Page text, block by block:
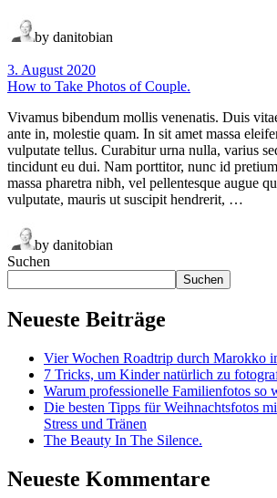
by danitobian
3. August 2020
How to Take Photos of Couple.
Vivamus bibendum mollis venenatis. Duis
ante in, molestie quam. In sit amet massa
vulputate tellus. Curabitur urna nulla, varius
tincidunt eu dui. Nam porttitor, nunc id
massa pharetra nibh, vel pellentesque augue
vulputate, mauris ut suscipit hendrerit, …
by danitobian
Suchen
Suchen
Neueste Beiträge
Vier Wochen Roadtrip durch Marokko
7 Tricks, um Kinder natürlich zu
Warum professionelle Familienfotos so
Die besten Tipps für Weihnachtsfotos
Stress und Tränen
The Beauty In The Silence.
Neueste Kommentare